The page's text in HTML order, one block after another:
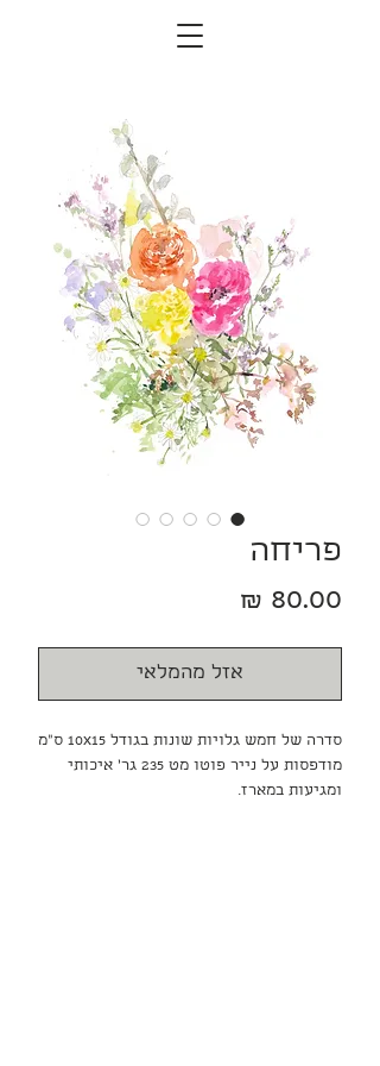
פריחה
אזל מהמלאי
סדרה של חמש גלויות שונות בגודל 10x15 ס״מ
מודפסות על נייר פוטו מט 235 גר׳ איכותי
ומגיעות במארז.